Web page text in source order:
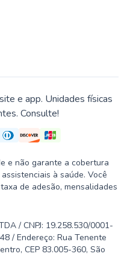
e app. Unidades físicas
Consulte!
e não garante a cobertura
à saúde. Você
de adesão, mensalidades
/ CNPJ: 19.258.530/0001-
/ Endereço: Rua Tenente
CEP 83.005-360, São